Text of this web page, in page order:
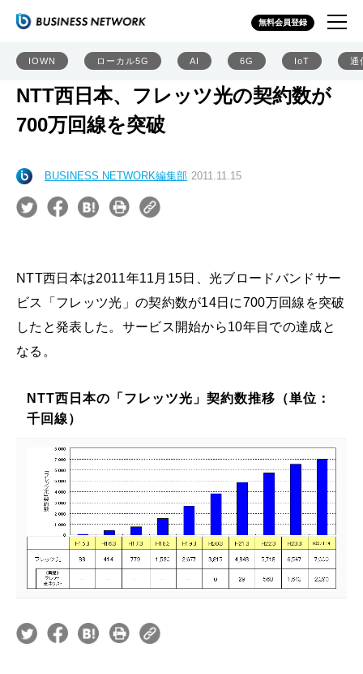
無料会員登録
IOWN ローカル5G AI 6G IoT 通
NTT西日本、フレッツ光の契約数が
700万回線を突破
BUSINESS NETWORK編集部 2011.11.15
NTT西日本は2011年11月15日、光ブロードバンドサー
ビス「フレッツ光」の契約数が14日に700万回線を突破
したと発表した。サービス開始から10年目での達成と
なる。
NTT西日本の「フレッツ光」契約数推移（単位：
千回線）